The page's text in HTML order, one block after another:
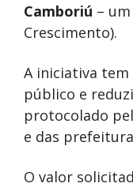
Camboriú –
Crescimento).
A iniciativa
público e
protocolado
e das
O valor